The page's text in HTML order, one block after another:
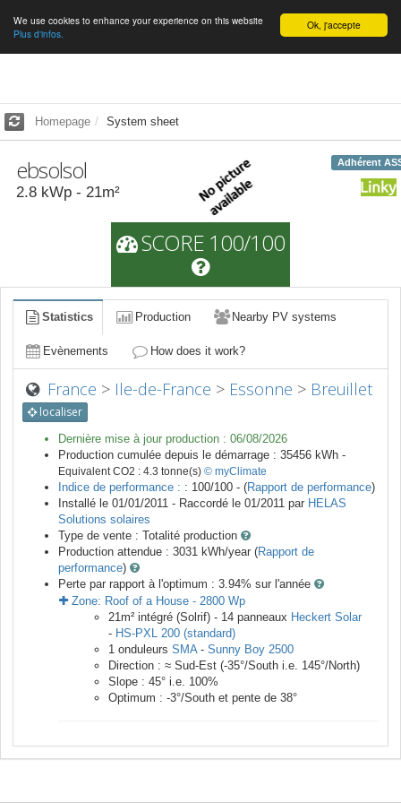
English Ok, j'accepte
We use cookies to enhance your experience on this website
Plus d'infos.
Homepage System sheet
ebsolsol
2.8 kWp - 21m²
Adhérent
SCORE 100/100
Statistics Production Nearby PV systems
Evènements How does it work?
France > Ile-de-France > Essonne > Breuillet
localiser
Dernière mise à jour production : 06/08/2026
Production cumulée depuis le démarrage : 35456 kWh -
Equivalent CO2 : 4.3 tonne(s) © myClimate
Indice de performance : : 100/100 - (Rapport de performance)
Installé le 01/01/2011 - Raccordé le 01/2011 par HELAS
Solutions solaires
Type de vente : Totalité production
Production attendue : 3031 kWh/year (Rapport de
performance)
Perte par rapport à l'optimum : 3.94% sur l'année
Zone: Roof of a House - 2800 Wp
21m² intégré (Solrif) - 14 panneaux Heckert Solar
- HS-PXL 200 (standard)
1 onduleurs SMA- Sunny Boy 2500
Direction : ≈ Sud-Est (-35°/South i.e. 145°/North)
Slope : 45° i.e. 100%
Optimum : -3°/South et pente de 38°